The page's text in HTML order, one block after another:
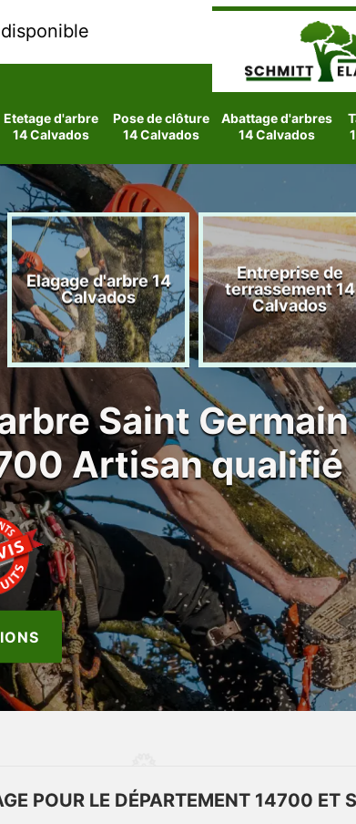
Etetage d'arbre
14 Calvados
Pose de clôture
14 Calvados
Abattage d'arbres
14 Calvados
Elagage d'arbre 14
Calvados
Entreprise de
terrassement 14
Calvados
Saint Germain
Artisan qualifié
POUR LE DÉPARTEMENT 14700 ET